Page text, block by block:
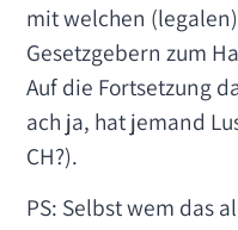
mit welchen
Gesetzgebern zum
Auf die Fortsetzung
ach ja, hat jemand
CH?).
PS: Selbst wem das